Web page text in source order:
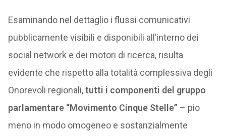
Esaminando nel dettaglio i flussi comunicativi
pubblicamente visibili e disponibili all’interno dei
social network e dei motori di ricerca, risulta
evidente che rispetto alla totalità complessiva degli
Onorevoli regionali,tutti i componenti del gruppo
parlamentare “Movimento Cinque Stelle” – pio
meno in modo omogeneo e sostanzialmente